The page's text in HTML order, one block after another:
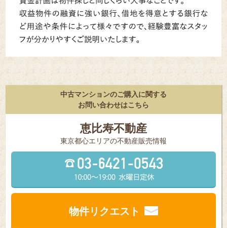
中古マンションのご購入に関する
お問い合わせはこちら
恵比寿不動産
東京都⼼エリアの不動産販売情報
物件リクエスト